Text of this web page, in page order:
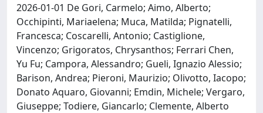
2026-01-01 De Gori, Carmelo; Aimo, Alberto;
Occhipinti, Mariaelena; Muca, Matilda; Pignatelli,
Francesca; Coscarelli, Antonio; Castiglione,
Vincenzo; Grigoratos, Chrysanthos; Ferrari Chen,
Yu Fu; Campora, Alessandro; Gueli, Ignazio Alessio;
Barison, Andrea; Pieroni, Maurizio; Olivotto, Iacopo;
Donato Aquaro, Giovanni; Emdin, Michele; Vergaro,
Giuseppe; Todiere, Giancarlo; Clemente, Alberto